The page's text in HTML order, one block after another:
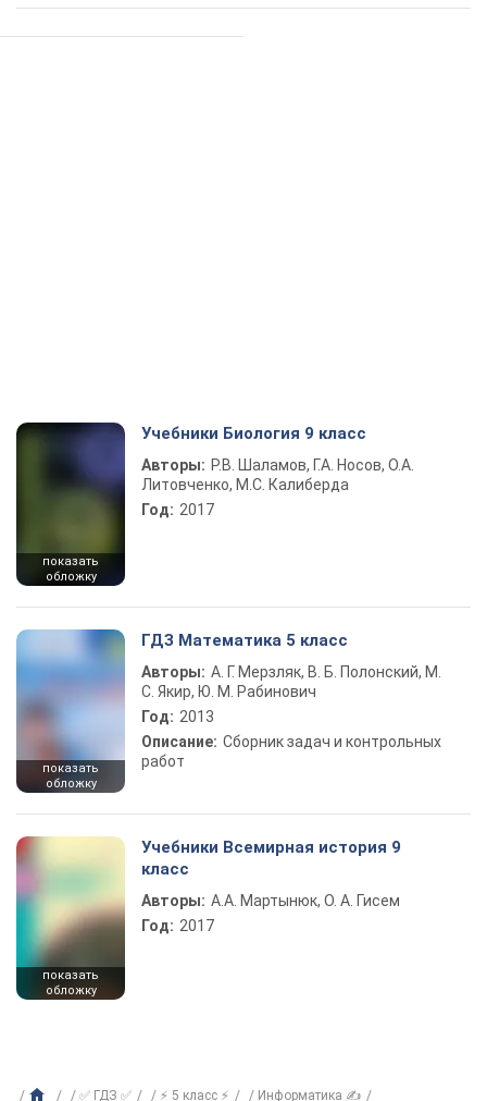
показать
обложку
Учебники Биология 9 класс
Авторы: Р.В. Шаламов, Г.А. Носов, О.А.
Литовченко, М.С. Калиберда
Год: 2017
показать
обложку
ГДЗ Математика 5 класс
Авторы: А. Г. Мерзляк, В. Б. Полонский, М.
С. Якир, Ю. М. Рабинович
Год: 2013
Описание: Сборник задач и контрольных
работ
показать
обложку
Учебники Всемирная история 9
класс
Авторы: А.А. Мартынюк, О. А. Гисем
Год: 2017
✅ ГДЗ ✅ ⚡ 5 класс ⚡
Информатика ✍